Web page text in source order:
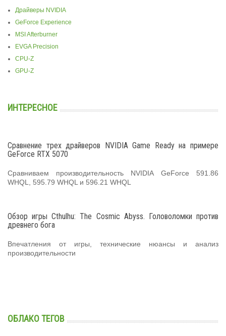
Драйверы NVIDIA
GeForce Experience
MSI Afterburner
EVGA Precision
CPU-Z
GPU-Z
ИНТЕРЕСНОЕ
Сравнение трех драйверов NVIDIA Game Ready на примере
GeForce RTX 5070
Сравниваем производительность NVIDIA GeForce 591.86
WHQL, 595.79 WHQL и 596.21 WHQL
Обзор игры Cthulhu: The Cosmic Abyss. Головоломки против
древнего бога
Впечатления от игры, технические нюансы и анализ
производительности
ОБЛАКО ТЕГОВ